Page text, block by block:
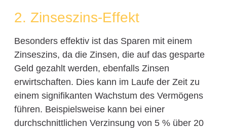
2. Zinseszins-Effekt
Besonders effektiv ist das Sparen mit einem
Zinseszins, da die Zinsen, die auf das gesparte
Geld gezahlt werden, ebenfalls Zinsen
erwirtschaften. Dies kann im Laufe der Zeit zu
einem signifikanten Wachstum des Vermögens
führen. Beispielsweise kann bei einer
durchschnittlichen Verzinsung von 5 % über 20